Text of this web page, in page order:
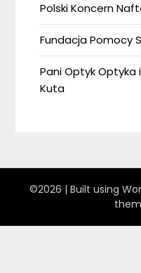
Polski Koncern
Fundacja Pomocy
Pani Optyk
Kuta
©2026 | Built using